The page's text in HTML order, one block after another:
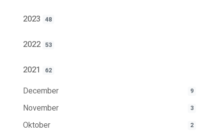
2023 48
2022 53
2021 62
December 9
November 3
Oktober 2